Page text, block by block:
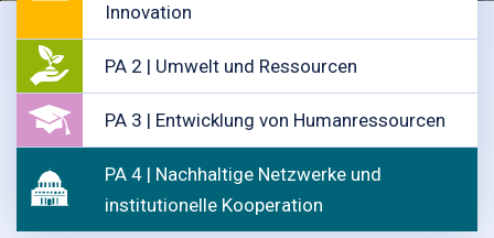
Innovation
PA 2 | Umwelt und Ressourcen
PA 3 | Entwicklung von Humanressourcen
PA 4 | Nachhaltige Netzwerke und
institutionelle Kooperation